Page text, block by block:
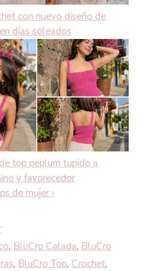
con nuevo diseño de
días soleados
top peplum tupido a
y favorecedor
de mujer ›
, BluCro Calada, BluCro
, BluCro Top, Crochet,